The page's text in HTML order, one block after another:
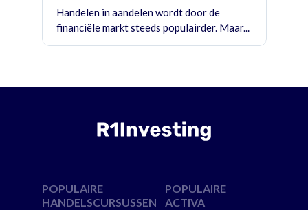
Handelen in aandelen wordt door de
financiële markt steeds populairder. Maar...
POPULAIRE
HANDELSCURSUSSEN
POPULAIRE
ACTIVA